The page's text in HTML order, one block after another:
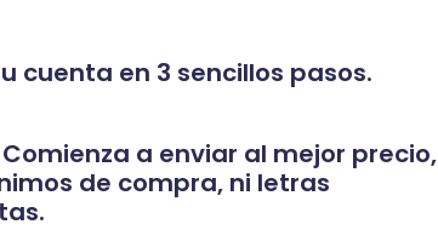
cuenta en 3 sencillos pasos.
Comienza a enviar al mejor precio,
de compra, ni letras